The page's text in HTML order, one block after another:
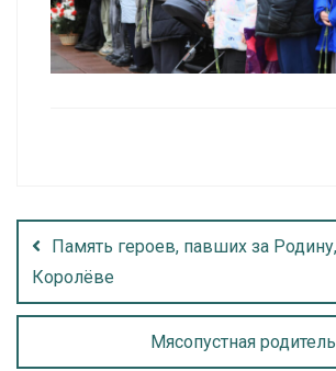
Память героев, павших за
Королёве
Мясопустная